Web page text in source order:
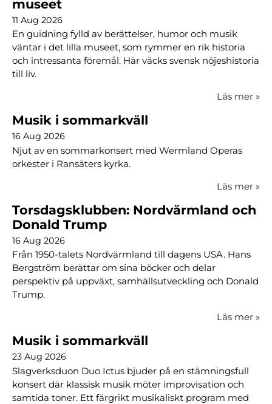
museet
11 Aug 2026
En guidning fylld av berättelser, humor och musik
väntar i det lilla museet, som rymmer en rik historia
och intressanta föremål. Här väcks svensk nöjeshistoria
till liv.
Läs mer »
Musik i sommarkväll
16 Aug 2026
Njut av en sommarkonsert med Wermland Operas
orkester i Ransäters kyrka.
Läs mer »
Torsdagsklubben: Nordvärmland och
Donald Trump
16 Aug 2026
Från 1950-talets Nordvärmland till dagens USA. Hans
Bergström berättar om sina böcker och delar
perspektiv på uppväxt, samhällsutveckling och Donald
Trump.
Läs mer »
Musik i sommarkväll
23 Aug 2026
Slagverksduon Duo Ictus bjuder på en stämningsfull
konsert där klassisk musik möter improvisation och
samtida toner. Ett färgrikt musikaliskt program med